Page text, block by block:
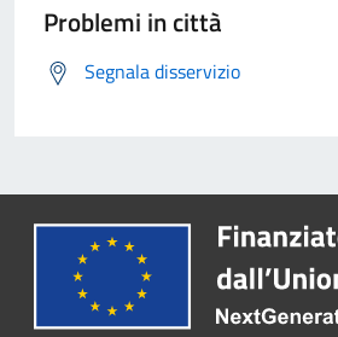
Problemi in città
Segnala disservizio